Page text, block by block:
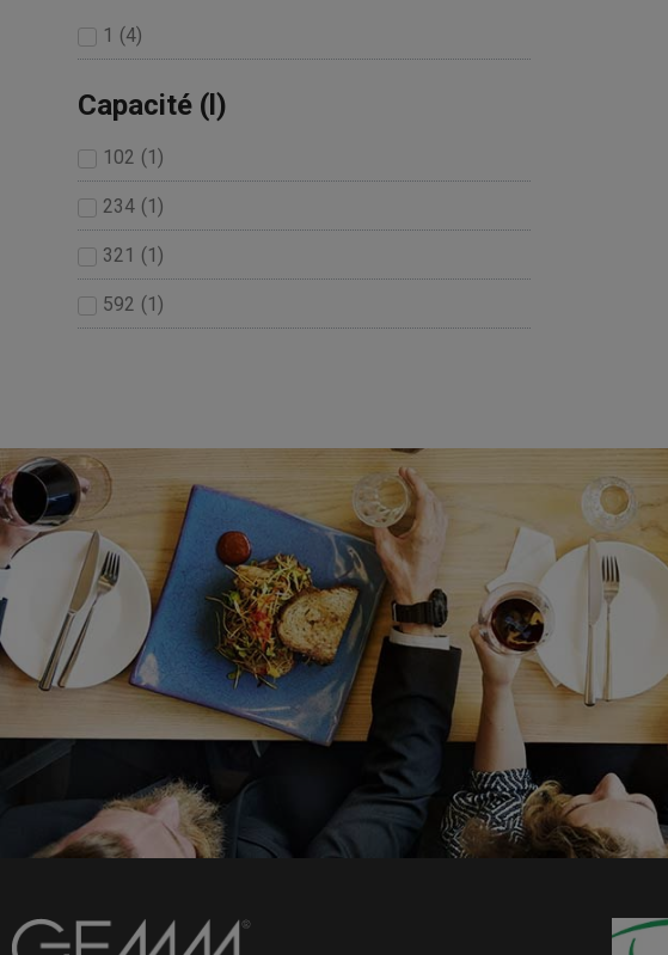
1 (4)
Capacité (l)
102 (1)
234 (1)
321 (1)
592 (1)